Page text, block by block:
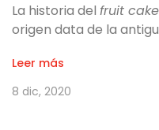
La historia del fruit cake
origen data de la
Leer más
8 dic, 2020